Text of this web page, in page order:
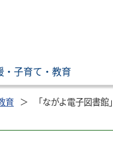
・子育て・教育
育 「ながよ電子図書